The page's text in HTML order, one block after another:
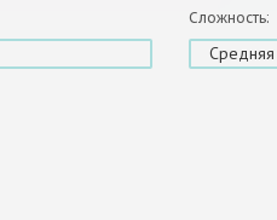
Сложность:
Средняя